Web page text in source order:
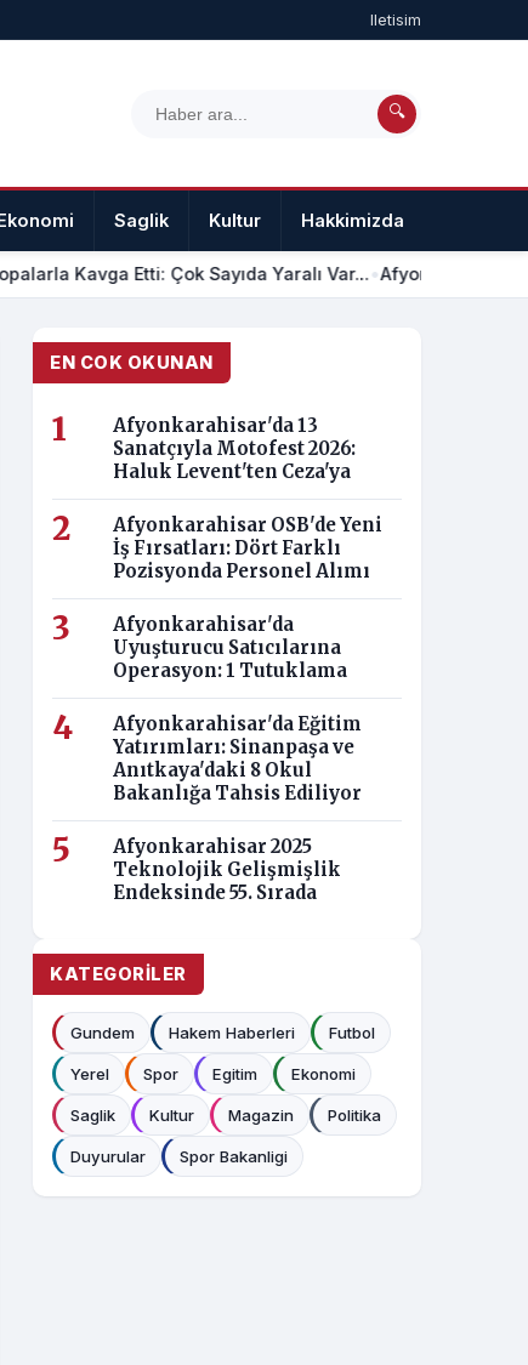
Iletisim
🔍
Saglik Kultur Hakkimizda
Kavga Etti: Çok Sayıda Yaralı Var...•Afyon Işıklar'da 4
EN COK OKUNAN
Afyonkarahisar'da 13
Sanatçıyla Motofest 2026:
Haluk Levent'ten Ceza'ya
Afyonkarahisar OSB'de Yeni
İş Fırsatları: Dört Farklı
Pozisyonda Personel Alımı
Afyonkarahisar'da
Uyuşturucu Satıcılarına
Operasyon: 1 Tutuklama
Afyonkarahisar'da Eğitim
Yatırımları: Sinanpaşa ve
Anıtkaya'daki 8 Okul
Bakanlığa Tahsis Ediliyor
Afyonkarahisar 2025
Teknolojik Gelişmişlik
Endeksinde 55. Sırada
KATEGORILER
Gundem Hakem Haberleri Futbol
Yerel Spor Egitim Ekonomi
Saglik Kultur Magazin Politika
Duyurular Spor Bakanligi